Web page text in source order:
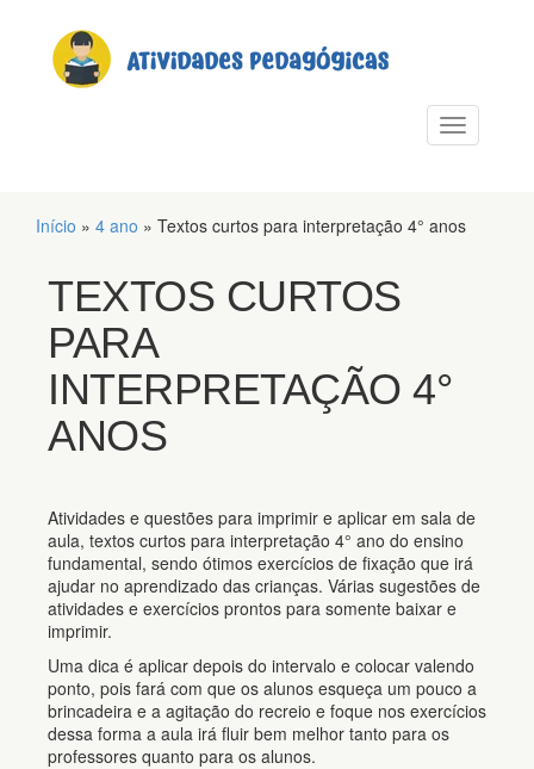
Alternar
Início » 4 ano » Textos curtos para interpretação 4° anos
TEXTOS CURTOS
PARA
INTERPRETAÇÃO 4°
ANOS
Atividades e questões para imprimir e aplicar em sala de
aula, textos curtos para interpretação 4° ano do ensino
fundamental, sendo ótimos exercícios de fixação que irá
ajudar no aprendizado das crianças. Várias sugestões de
atividades e exercícios prontos para somente baixar e
imprimir.
Uma dica é aplicar depois do intervalo e colocar valendo
ponto, pois fará com que os alunos esqueça um pouco a
brincadeira e a agitação do recreio e foque nos exercícios
dessa forma a aula irá fluir bem melhor tanto para os
professores quanto para os alunos.